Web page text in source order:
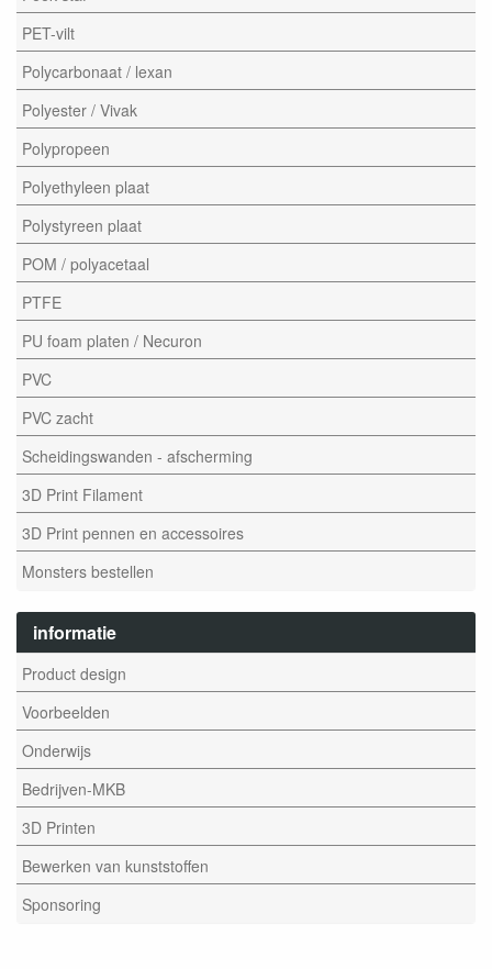
PET-vilt
Polycarbonaat / lexan
Polyester / Vivak
Polypropeen
Polyethyleen plaat
Polystyreen plaat
POM / polyacetaal
PTFE
PU foam platen / Necuron
PVC
PVC zacht
Scheidingswanden - afscherming
3D Print Filament
3D Print pennen en accessoires
Monsters bestellen
informatie
Product design
Voorbeelden
Onderwijs
Bedrijven-MKB
3D Printen
Bewerken van kunststoffen
Sponsoring